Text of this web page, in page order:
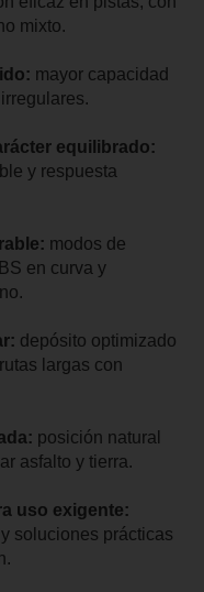
mixto.
mayor capacidad
equilibrado:
y respuesta
modos de
en curva y
depósito optimizado
largas con
posición natural
asfalto y tierra.
uso exigente:
soluciones prácticas